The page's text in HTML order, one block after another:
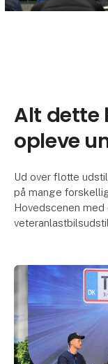
Alt dette
opleve
Ud over flotte
på mange
Hovedscenen